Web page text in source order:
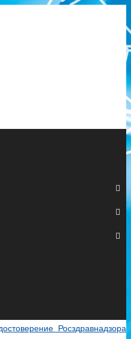
Росздравнадзора